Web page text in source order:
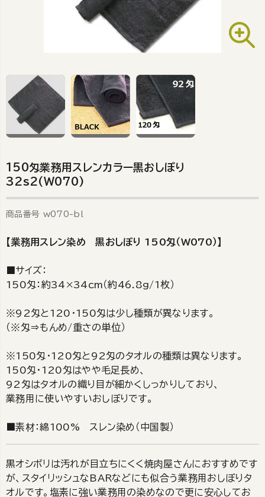
150匁業務用スレンカラー黒おしぼり
32s2(W070)
商品番号 w070-bl
【業務用スレン染め 黒おしぼり 150匁（W070）】
■サイズ：
150匁：約34×34cm（約46.8g/1枚）
※92匁と120・150匁は少し種類が異なります。
（※匁⇒もんめ/重さの単位）
※150匁・120匁と92匁のタオルの種類は異なります。
150匁・120匁はやや毛足長め、
92匁はタオルの織り目が細かくしっかりしており、
業務用に使いやすいおしぼりです。
■素材：綿100% スレン染め（中国製）
黒オシボリは汚れが目立ちにくく焼肉屋さんにおすすめです
が、スタイリッシュなBARなどにも似合う業務用おしぼりタ
オルです。塩素に強い業務用の染めなので更に安心してお